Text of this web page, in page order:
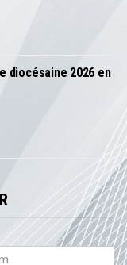
diocésaine 2026 en